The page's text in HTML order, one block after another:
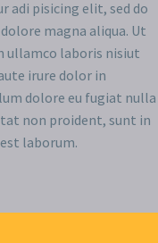
adi pisicing elit, sed do
magna aliqua. Ut
ullamco laboris nisiut
irure dolor in
dolore eu fugiat nulla
non proident, sunt in
laborum.